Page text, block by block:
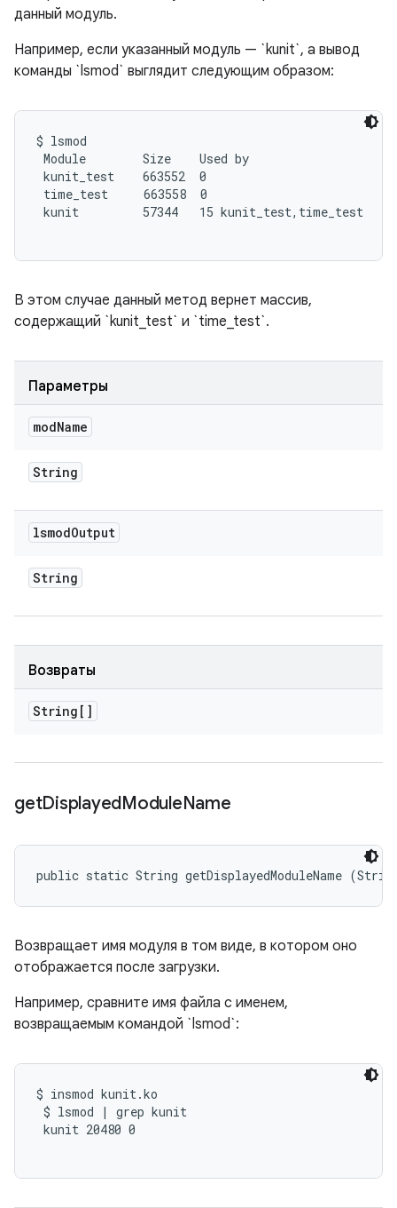
данный модуль.
Например, если указанный модуль — `kunit`, а вывод
команды `lsmod` выглядит следующим образом:
$ lsmod
Module        Size    Used by
kunit_test    663552  0
time_test     663558  0
kunit         57344   15 kunit_test,time_test
В этом случае данный метод вернет массив,
содержащий `kunit_test` и `time_test`.
Параметры
modName
String
lsmodOutput
String
Возвраты
String[]
getDisplayedModuleName
public static String getDisplayedModuleName
Возвращает имя модуля в том виде, в котором оно
отображается после загрузки.
Например, сравните имя файла с именем,
возвращаемым командой `lsmod`:
$ insmod kunit.ko
$ lsmod | grep kunit
kunit 20480 0